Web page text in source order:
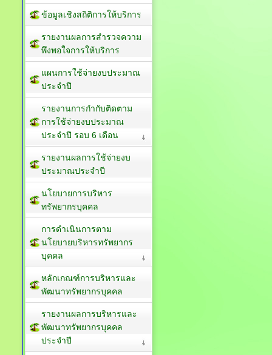
ข้อมูลเชิงสถิติการให้บริการ
รายงานผลการสำรวจความ
พึงพอใจการให้บริการ
แผนการใช้จ่ายงบประมาณ
ประจำปี
รายงานการกำกับติดตาม
การใช้จ่ายงบประมาณ
ประจำปี รอบ 6 เดือน
รายงานผลการใช้จ่ายงบ
ประมาณประจำปี
นโยบายการบริหาร
ทรัพยากรบุคคล
การดำเนินการตาม
นโยบายบริหารทรัพยากร
บุคคล
หลักเกณฑ์การบริหารและ
พัฒนาทรัพยากรบุคคล
รายงานผลการบริหารและ
พัฒนาทรัพยากรบุคคล
ประจำปี